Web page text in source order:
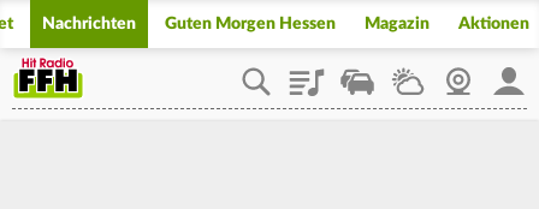
Nachrichten Guten Morgen Hessen Magazin Aktionen
PlaylistStaupilotWetterWebcam